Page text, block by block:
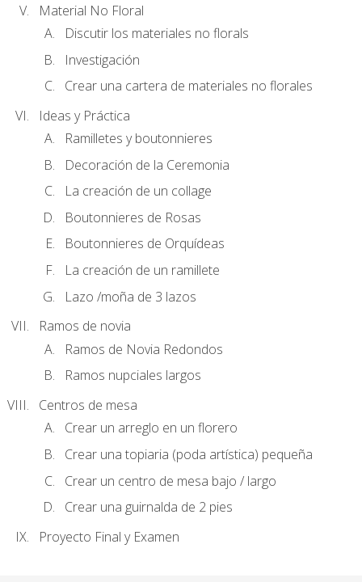
Material No Floral
Discutir los materiales no florals
Investigación
Crear una cartera de materiales no florales
Ideas y Práctica
Ramilletes y boutonnieres
Decoración de la Ceremonia
La creación de un collage
Boutonnieres de Rosas
Boutonnieres de Orquídeas
La creación de un ramillete
Lazo /moña de 3 lazos
Ramos de novia
Ramos de Novia Redondos
Ramos nupciales largos
Centros de mesa
Crear un arreglo en un florero
Crear una topiaria (poda artística) pequeña
Crear un centro de mesa bajo / largo
Crear una guirnalda de 2 pies
Proyecto Final y Examen